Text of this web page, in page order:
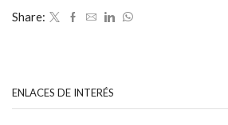
5
Share:
ENLACES DE INTERÉS